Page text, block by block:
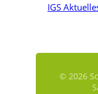
IGS
© 2026